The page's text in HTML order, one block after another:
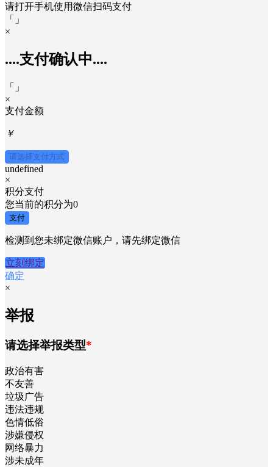
请打开手机使用微信扫码支付
「
」
×
....支付确认中....
「
」
×
支付金额
￥
请选择支付方式
undefined
×
积分支付
您当前的积分为0
支付
检测到您未绑定微信账户，请先绑定微信
立刻绑定
确定
×
举报
请选择举报类型*
政治有害
不友善
垃圾广告
违法违规
色情低俗
涉嫌侵权
网络暴力
涉未成年